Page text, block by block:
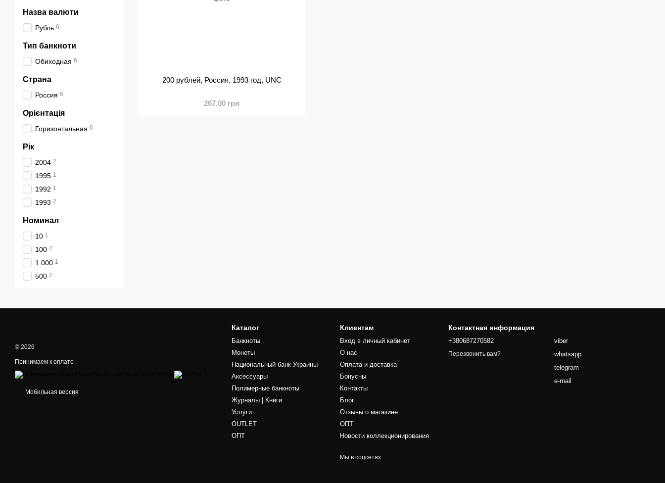
200 рублей, Россия, 1993 год, UNC
267.00 грн
Назва валюти
Рубль 6
Тип банкноти
Обиходная 6
Страна
Россия 6
Орієнтація
Горизонтальная 6
Рік
2004 2
1995 1
1992 1
1993 2
Номинал
10 1
100 2
1 000 1
500 2
© 2026
Принимаем к оплате
Мобильная версия
Каталог
Банкноты
Монеты
Национальный банк Украины
Аксессуары
Полимерные банкноты
Журналы | Книги
Услуги
OUTLET
ОПТ
Клиентам
Вход в личный кабинет
О нас
Оплата и доставка
Бонусны
Контакты
Блог
Отзывы о магазине
ОПТ
Новости коллекционирования
Мы в соцсетях
Контактная информация
+380687270582
Перезвонить вам?
viber
whatsapp
telegram
e-mail